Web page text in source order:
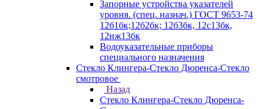
Запорные устройства указателей
уровня. (спец. назнач.) ГОСТ 9653-74
12б1бк;12б2бк; 12б3бк, 12с13бк,
12нж13бк
Водоуказательные приборы
специального назначения
Стекло Клингера-Стекло Дюренса-Стекло
смотровое
Назад
Стекло Клингера-Стекло Дюренса-